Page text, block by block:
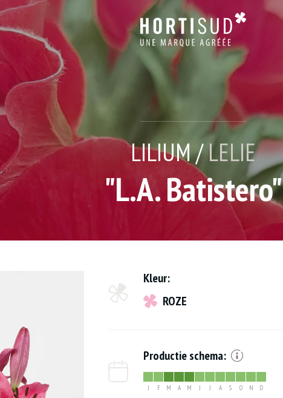
LILIUM /LELIE
"L.A. Batistero"
Kleur:
ROZE
Productie schema:
J F M A M J J A S O N D